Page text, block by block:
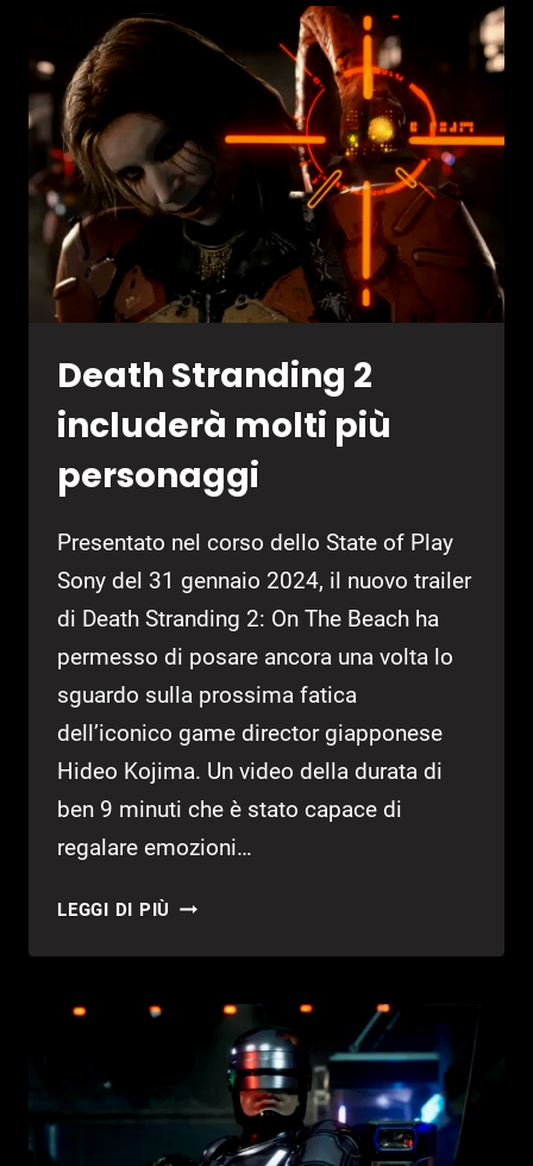
NUOVI
DETTAGLI
TRAVAGLIATA
GESTAZIONE
Death Stranding 2
includerà molti più
personaggi
Presentato nel corso dello State of Play
Sony del 31 gennaio 2024, il nuovo trailer
di Death Stranding 2: On The Beach ha
permesso di posare ancora una volta lo
sguardo sulla prossima fatica
dell’iconico game director giapponese
Hideo Kojima. Un video della durata di
ben 9 minuti che è stato capace di
regalare emozioni…
LEGGI DI PIÙ DEATH
PERSONAGGI